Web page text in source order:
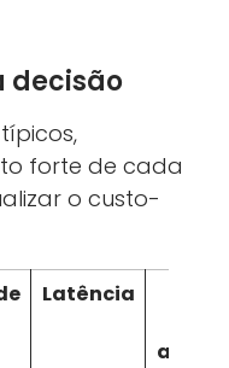
decisão
forte de cada
o custo-
Latência